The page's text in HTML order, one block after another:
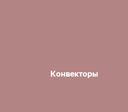
Конвекторы